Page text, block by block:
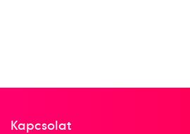
Kapcsolat